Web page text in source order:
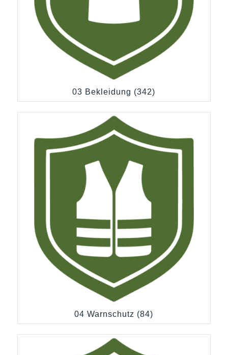
03 Bekleidung (342)
04 Warnschutz (84)